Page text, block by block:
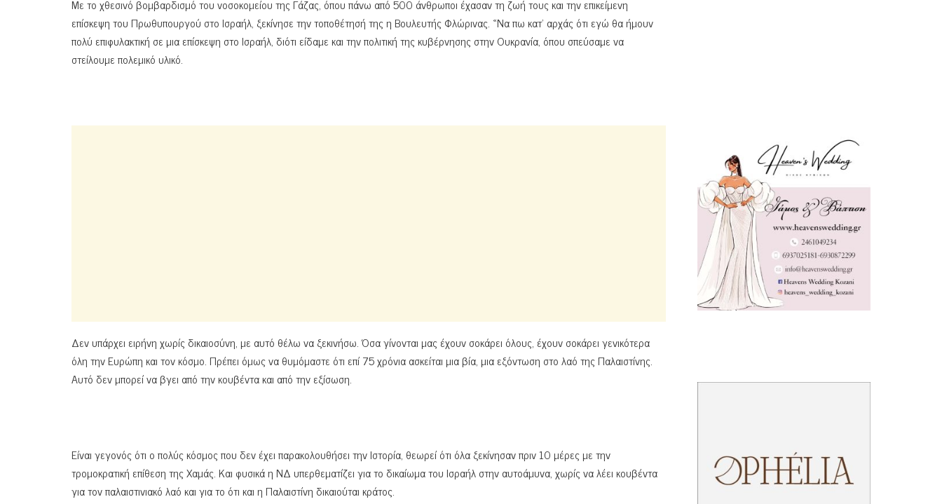
Με το χθεσινό βομβαρδισμό του νοσοκομείου της Γάζας, όπου πάνω από 500 άνθρωποι έχασαν τη ζωή τους και την επικείμενη
επίσκεψη του Πρωθυπουργού στο Ισραήλ, ξεκίνησε την τοποθέτησή της η Βουλευτής Φλώρινας. «Να πω κατ’ αρχάς ότι εγώ θα ήμουν
πολύ επιφυλακτική σε μια επίσκεψη στο Ισραήλ, διότι είδαμε και την πολιτική της κυβέρνησης στην Ουκρανία, όπου σπεύσαμε να
στείλουμε πολεμικό υλικό.
Δεν υπάρχει ειρήνη χωρίς δικαιοσύνη, με αυτό θέλω να ξεκινήσω. Όσα γίνονται μας έχουν σοκάρει όλους, έχουν σοκάρει γενικότερα
όλη την Ευρώπη και τον κόσμο. Πρέπει όμως να θυμόμαστε ότι επί 75 χρόνια ασκείται μια βία, μια εξόντωση στο λαό της Παλαιστίνης.
Αυτό δεν μπορεί να βγει από την κουβέντα και από την εξίσωση.
Είναι γεγονός ότι ο πολύς κόσμος που δεν έχει παρακολουθήσει την Ιστορία, θεωρεί ότι όλα ξεκίνησαν πριν 10 μέρες με την
τρομοκρατική επίθεση της Χαμάς. Και φυσικά η ΝΔ υπερθεματίζει για το δικαίωμα του Ισραήλ στην αυτοάμυνα, χωρίς να λέει κουβέντα
για τον παλαιστινιακό λαό και για το ότι και η Παλαιστίνη δικαιούται κράτος.